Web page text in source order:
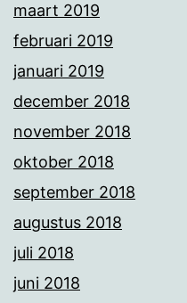
maart 2019
februari 2019
januari 2019
december 2018
november 2018
oktober 2018
september 2018
augustus 2018
juli 2018
juni 2018